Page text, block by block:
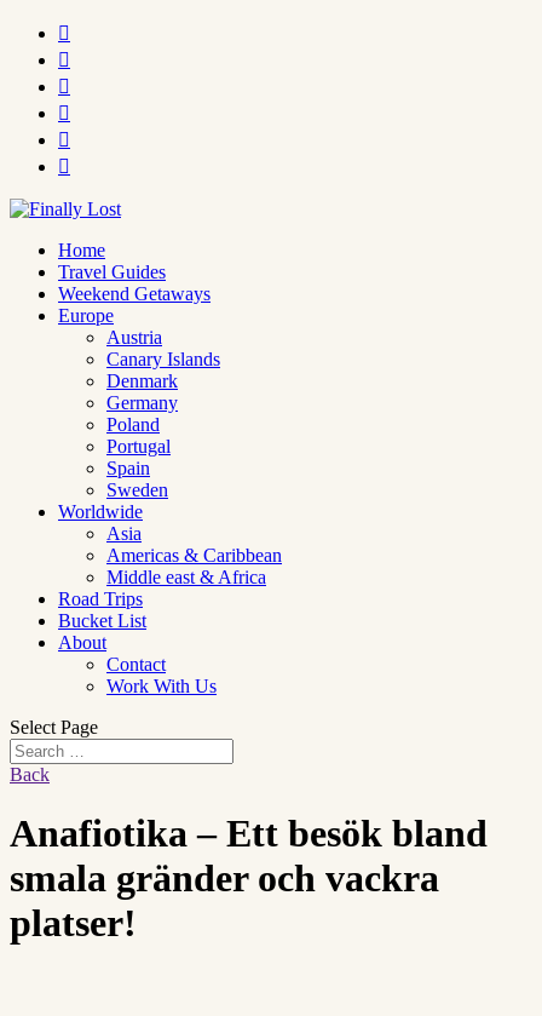






Home
Travel Guides
Weekend Getaways
Europe
Austria
Canary Islands
Denmark
Germany
Poland
Portugal
Spain
Sweden
Worldwide
Asia
Americas & Caribbean
Middle east & Africa
Road Trips
Bucket List
About
Contact
Work With Us
Select Page
Back
Anafiotika – Ett besök bland
smala gränder och vackra
platser!